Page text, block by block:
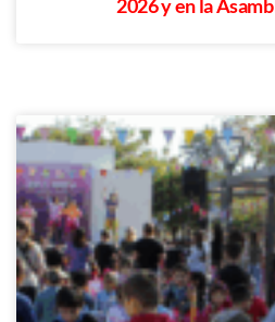
2026 y en la